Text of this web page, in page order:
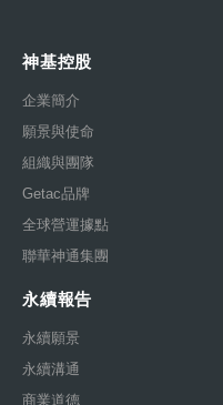
神基控股
企業簡介
願景與使命
組織與團隊
Getac品牌
全球營運據點
聯華神通集團
永續報告
永續願景
永續溝通
商業道德